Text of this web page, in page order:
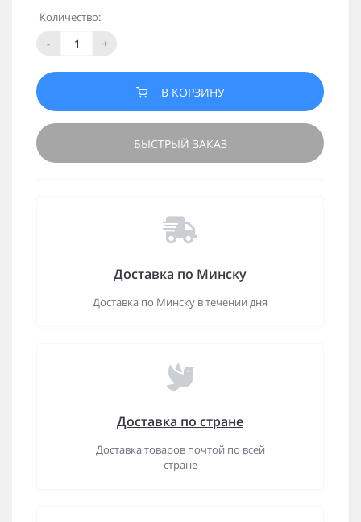
Количество:
-
+
В КОРЗИНУ
БЫСТРЫЙ ЗАКАЗ
Доставка по Минску
Доставка по Минску в течении дня
Доставка по стране
Доставка товаров почтой по всей
стране